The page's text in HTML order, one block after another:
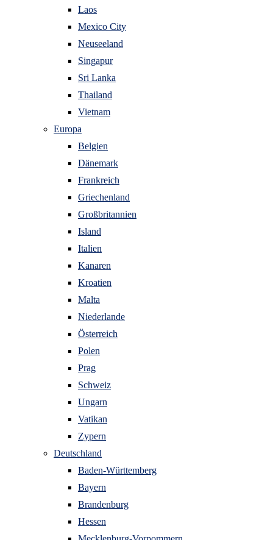
Laos
Mexico City
Neuseeland
Singapur
Sri Lanka
Thailand
Vietnam
Europa
Belgien
Dänemark
Frankreich
Griechenland
Großbritannien
Island
Italien
Kanaren
Kroatien
Malta
Niederlande
Österreich
Polen
Prag
Schweiz
Ungarn
Vatikan
Zypern
Deutschland
Baden-Württemberg
Bayern
Brandenburg
Hessen